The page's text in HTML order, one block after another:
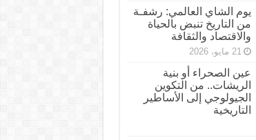
يوم الشاي العالمي: رشفـة
من التاريخ تنبض بالحياة
والاقتصاد والثقافة
21 مايو، 2026
عين الصحراء أو بنية
الريشات.. من التكوين
الجيولوجي إلى الأساطير
التاريخية